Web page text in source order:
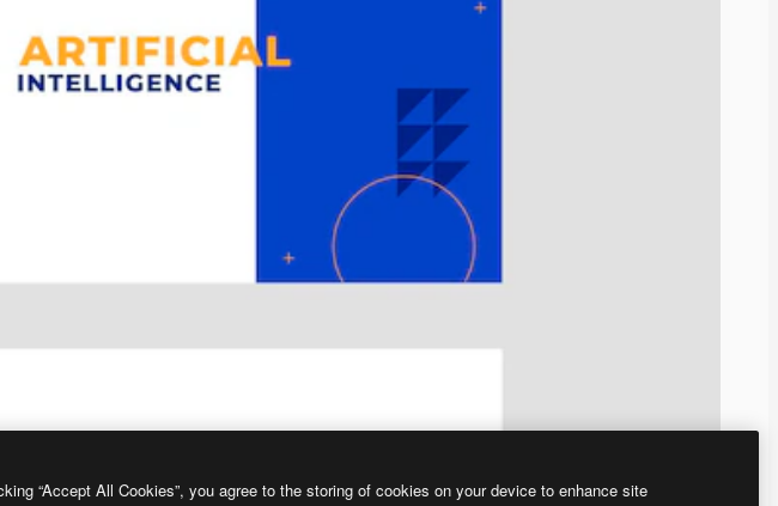
“Accept All Cookies”, you agree to the storing of cookies on your device to enhance site